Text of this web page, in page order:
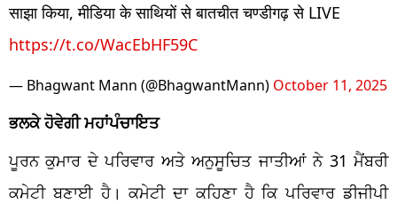
साझा किया, मीडिया के साथियों से बातचीत चण्डीगढ़ से LIVE
https://t.co/WacEbHF59C
— Bhagwant Mann (@BhagwantMann) October 11, 2025
ਭਲਕੇ ਹੋਵੇਗੀ ਮਹਾਂਪੰਚਾਇਤ
ਪੂਰਨ ਕੁਮਾਰ ਦੇ ਪਰਿਵਾਰ ਅਤੇ ਅਨੁਸੂਚਿਤ ਜਾਤੀਆਂ ਨੇ 31 ਮੈਂਬਰੀ
ਕਮੇਟੀ ਬਣਾਈ ਹੈ। ਕਮੇਟੀ ਦਾ ਕਹਿਣਾ ਹੈ ਕਿ ਪਰਿਵਾਰ ਡੀਜੀਪੀ